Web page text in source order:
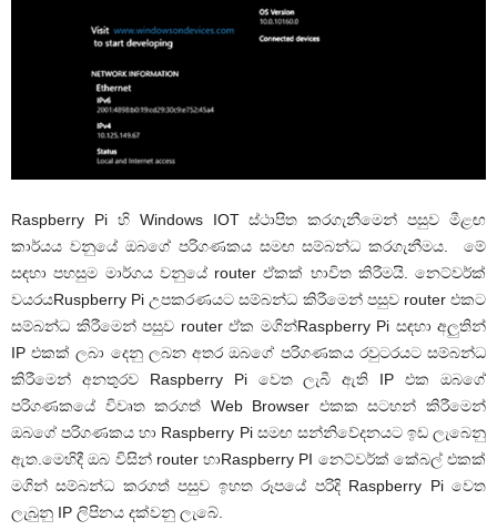
Raspberry Pi හි Windows IOTස්ථාපිත කරගැනීමෙන් පසුව මීළඟ
කාර්යය වනුයේ ඔබගේ පරිගණකය සමඟ සම්බන්ධ කරගැනීමය. මේ
සඳහා පහසුම මාර්ගය වනුයේ routerඒකක් භාවිත කිරීමයි. නෙට්වර්ක්
වයරයRuspberry Piඋපකරණයට සම්බන්ධ කිරීමෙන් පසුව routerඑකට
සම්බන්ධ කිරීමෙන් පසුව routerඒක මගින්Raspberry Pi සඳහා අලුතින්
IPඑකක් ලබා දෙනු ලබන අතර ඔබගේ පරිගණකය රවුටරයට සම්බන්ධ
කිරීමෙන් අනතුරව Raspberry Pi වෙත ලැබී ඇති IPඑක ඔබගේ
පරිගණකයේ විවෘත කරගත් Web Browser එකක සටහන් කිරීමෙන්
ඔබගේ පරිගණකය හා Raspberry Piසමඟ සන්නිවේදනයට ඉඩ ලැබෙනු
ඇත.මෙහිදී ඔබ විසින් router හාRaspberry PI නෙට්වර්ක් කේබල් එකක්
මගින් සම්බන්ධ කරගත් පසුව ඉහත රූපයේ පරිදි Raspberry Piවෙත
ලැබුනු IP ලිපිනය දක්වනු ලැබේ.